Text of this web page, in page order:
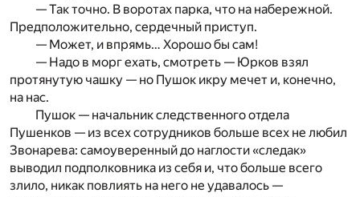
— Так точно. В воротах парка, что на набережной.
Предположительно, сердечный приступ.
— Может, и впрямь… Хорошо бы сам!
— Надо в морг ехать, смотреть — Юрков взял
протянутую чашку — но Пушок икру мечет и, конечно,
на нас.
Пушок — начальник следственного отдела
Пушенков — из всех сотрудников больше всех не любил
Звонарева: самоуверенный до наглости «следак»
выводил подполковника из себя и, что больше всего
злило, никак повлиять на него не удавалось —